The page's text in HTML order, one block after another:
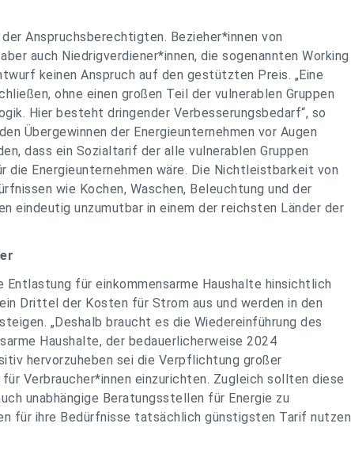
Anspruchsberechtigten. Bezieher*innen von
auch Niedrigverdiener*innen, die sogenannten Working
keinen Anspruch auf den gestützten Preis. „Eine
ohne einen großen Teil der vulnerablen Gruppen
Hier besteht dringender Verbesserungsbedarf“, so
Übergewinnen der Energieunternehmen vor Augen
dass ein Sozialtarif der alle vulnerablen Gruppen
Energieunternehmen wäre. Die Nichtleistbarkeit von
wie Kochen, Waschen, Beleuchtung und der
eindeutig unzumutbar in einem der reichsten Länder der
für einkommensarme Haushalte hinsichtlich
Drittel der Kosten für Strom aus und werden in den
„Deshalb braucht es die Wiedereinführung des
Haushalte, der bedauerlicherweise 2024
hervorzuheben sei die Verpflichtung großer
Verbraucher*innen einzurichten. Zugleich sollten diese
unabhängige Beratungsstellen für Energie zu
für ihre Bedürfnisse tatsächlich günstigsten Tarif nutzen